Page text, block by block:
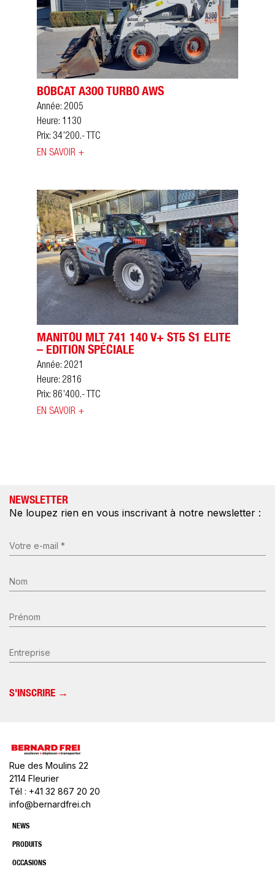
BOBCAT A300 TURBO AWS
Année: 2005
Heure: 1130
Prix: 34’200.- TTC
EN SAVOIR +
MANITOU MLT 741 140 V+ ST5 S1 ELITE
– EDITION SPÉCIALE
Année: 2021
Heure: 2816
Prix: 86’400.- TTC
EN SAVOIR +
NEWSLETTER
Ne loupez rien en vous inscrivant à notre newsletter :
E-
mail
Nom
*
Prénom
Entreprise
Rue des Moulins 22
2114 Fleurier
Tél : +41 32 867 20 20
info@bernardfrei.ch
NEWS
PRODUITS
OCCASIONS